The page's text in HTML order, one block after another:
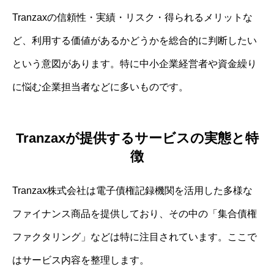
Tranzaxの信頼性・実績・リスク・得られるメリットな
ど、利用する価値があるかどうかを総合的に判断したい
という意図があります。特に中小企業経営者や資金繰り
に悩む企業担当者などに多いものです。
Tranzaxが提供するサービスの実態と特
徴
Tranzax株式会社は電子債権記録機関を活用した多様な
ファイナンス商品を提供しており、その中の「集合債権
ファクタリング」などは特に注目されています。ここで
はサービス内容を整理します。